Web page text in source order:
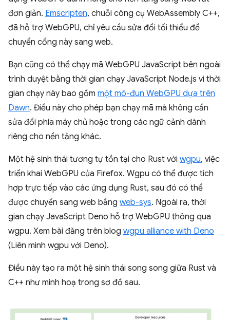
đơn giản. Emscripten, chuỗi công cụ WebAssembly C++,
đã hỗ trợ WebGPU, chỉ yêu cầu sửa đổi tối thiểu để
chuyển cổng này sang web.
Bạn cũng có thể chạy mã WebGPU JavaScript bên ngoài
trình duyệt bằng thời gian chạy JavaScript Node.js vì thời
gian chạy này bao gồm một mô-đun WebGPU dựa trên
Dawn. Điều này cho phép bạn chạy mã mà không cần
sửa đổi phía máy chủ hoặc trong các ngữ cảnh dành
riêng cho nền tảng khác.
Một hệ sinh thái tương tự tồn tại cho Rust với wgpu, việc
triển khai WebGPU của Firefox. Wgpu có thể được tích
hợp trực tiếp vào các ứng dụng Rust, sau đó có thể
được chuyển sang web bằng web-sys. Ngoài ra, thời
gian chạy JavaScript Deno hỗ trợ WebGPU thông qua
wgpu. Xem bài đăng trên blog wgpu alliance with Deno
(Liên minh wgpu với Deno).
Điều này tạo ra một hệ sinh thái song song giữa Rust và
C++ như minh hoạ trong sơ đồ sau.